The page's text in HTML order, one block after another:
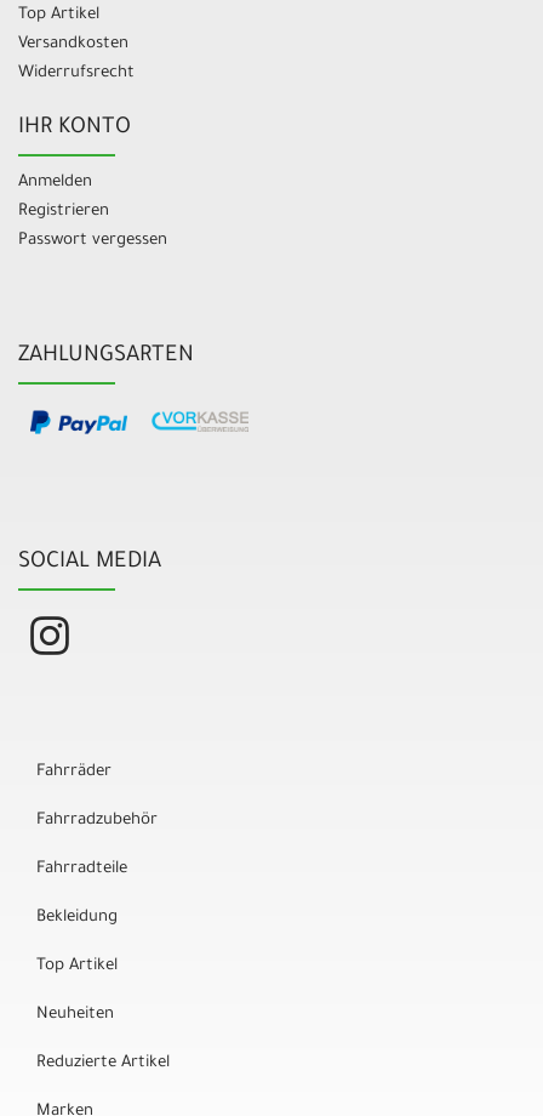
Top Artikel
Versandkosten
Widerrufsrecht
IHR KONTO
Anmelden
Registrieren
Passwort vergessen
ZAHLUNGSARTEN
SOCIAL MEDIA
Fahrräder
Fahrradzubehör
Fahrradteile
Bekleidung
Top Artikel
Neuheiten
Reduzierte Artikel
Marken